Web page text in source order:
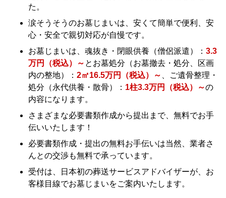
た。
涙そうそうのお墓じまいは、安くて簡単で便利、安
心・安全で親切対応が自慢です。
お墓じまいは、魂抜き・閉眼供養（僧侶派遣）：3.3
万円（税込）～ とお墓処分（お墓撤去・処分、区画
内の整地）：2㎡16.5万円（税込）～
、ご遺骨整理・
処分（永代供養・散骨）： 1柱3.3万円（税込）～の
内容になります。
さまざまな必要書類作成から提出まで、無料でお手
伝いいたします！
必要書類作成・提出の無料お手伝いは当然、業者さ
んとの交渉も無料で承っています。
受付は、日本初の葬送サービスアドバイザーが、お
客様目線でお墓じまいをご案内いたします。